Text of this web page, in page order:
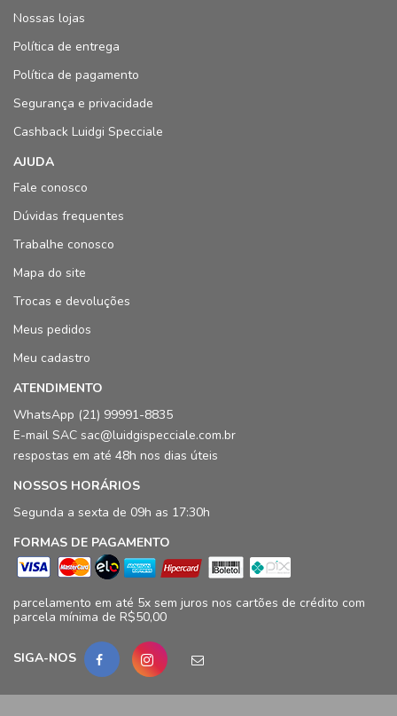
Nossas lojas
Política de entrega
Política de pagamento
Segurança e privacidade
Cashback Luidgi Specciale
AJUDA
Fale conosco
Dúvidas frequentes
Trabalhe conosco
Mapa do site
Trocas e devoluções
Meus pedidos
Meu cadastro
ATENDIMENTO
WhatsApp (21) 99991-8835
E-mail SAC sac@luidgispecciale.com.br
respostas em até 48h nos dias úteis
NOSSOS HORÁRIOS
Segunda a sexta de 09h as 17:30h
FORMAS DE PAGAMENTO
parcelamento em até 5x sem juros nos cartões de crédito com
parcela mínima de R$50,00
SIGA-NOS